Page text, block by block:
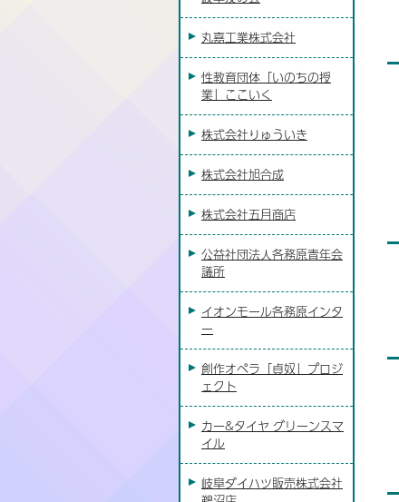
丸嘉工業株式会社
性教育団体「いのちの授
業」ここいく
株式会社りゅういき
株式会社旭合成
株式会社五月商店
公益社団法人各務原青年会
議所
イオンモール各務原インタ
ー
創作オペラ「貞奴」プロジ
ェクト
カー&タイヤ グリーンスマ
イル
岐阜ダイハツ販売株式会社